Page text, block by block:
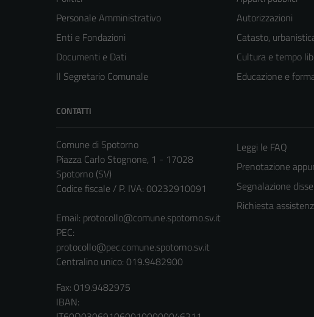
Personale Amministrativo
Enti e Fondazioni
Documenti e Dati
Il Segretario Comunale
Autorizzazioni
Catasto,
Cultura e tempo
Educazione e
CONTATTI
Comune di Spotorno
Piazza Carlo Stognone, 1 - 17028
Spotorno (SV)
Codice fiscale / P. IVA: 00232910091
Email: protocollo@comune.spotorno.sv.it
PEC:
protocollo@pec.comune.spotorno.sv.it
Centralino unico: 019.9482900
Fax: 019.9482975
IBAN:
Leggi le FAQ
Prenotazione
Segnalazione
Richiesta